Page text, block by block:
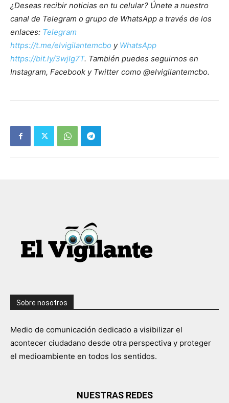
¿Deseas recibir noticias en tu celular? Únete a nuestro
canal de Telegram o grupo de WhatsApp a través de los
enlaces: Telegram
https://t.me/elvigilantemcbo y WhatsApp
https://bit.ly/3wjIg7T. También puedes seguirnos en
Instagram, Facebook y Twitter como @elvigilantemcbo.
Sobre nosotros
Medio de comunicación dedicado a visibilizar el
acontecer ciudadano desde otra perspectiva y proteger
el medioambiente en todos los sentidos.
NUESTRAS REDES